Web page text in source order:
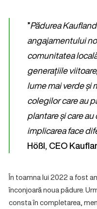
”Pădurea
angajamentului
comunitatea
generațiile
lume mai verde și
colegilor care au
plantare și care
implicarea face
Hößl, CEO
În toamna lui 2022 a fost
înconjoară noua pădure.
consta în completarea,